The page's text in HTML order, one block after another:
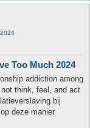
Too Much 2024
addiction among
think, feel, and act
bij
deze manier